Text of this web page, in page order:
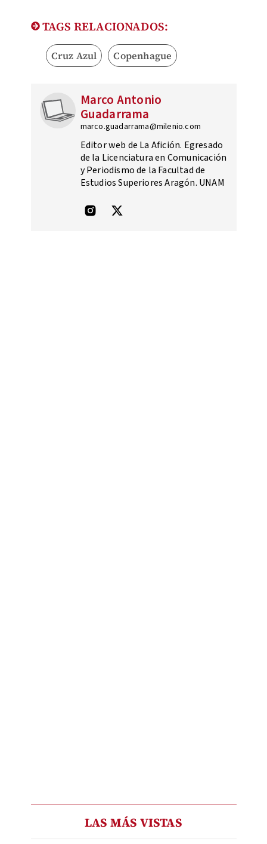
TAGS RELACIONADOS:
Cruz Azul Copenhague
Marco Antonio
Guadarrama
marco.guadarrama@milenio.com
Editor web de La Afición. Egresado
de la Licenciatura en Comunicación
y Periodismo de la Facultad de
Estudios Superiores Aragón. UNAM
LAS MÁS VISTAS